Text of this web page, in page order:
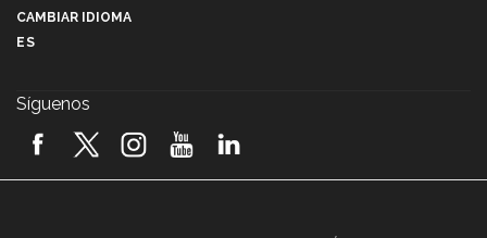
2026! (video)
CAMBIAR IDIOMA
ES
Síguenos